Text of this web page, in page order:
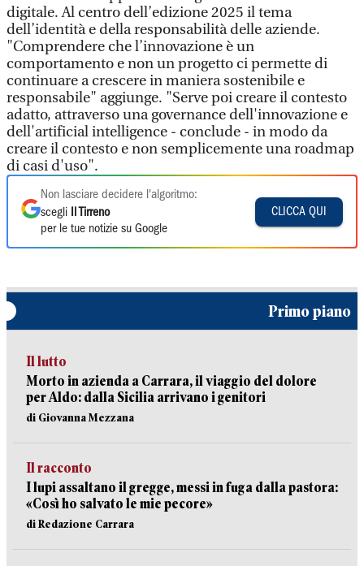
digitale. Al centro dell’edizione 2025 il tema
dell’identità e della responsabilità delle aziende.
"Comprendere che l’innovazione è un
comportamento e non un progetto ci permette di
continuare a crescere in maniera sostenibile e
responsabile" aggiunge. "Serve poi creare il contesto
adatto, attraverso una governance dell'innovazione e
dell'artificial intelligence - conclude - in modo da
creare il contesto e non semplicemente una roadmap
di casi d'uso".
Non lasciare decidere l'algoritmo:
scegli
Il Tirreno
per le tue notizie su Google
CLICCA QUI
Primo piano
Il lutto
Morto in azienda a Carrara, il viaggio del dolore
per Aldo: dalla Sicilia arrivano i genitori
di Giovanna Mezzana
Il racconto
I lupi assaltano il gregge, messi in fuga dalla pastora:
«Così ho salvato le mie pecore»
di Redazione Carrara